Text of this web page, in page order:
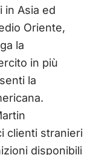
in Asia ed
Oriente,
la
in più
la
clienti stranieri
disponibili